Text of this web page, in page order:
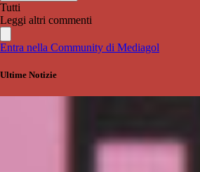
Tutti
Leggi altri commenti
Entra nella Community di Mediagol
Ultime Notizie